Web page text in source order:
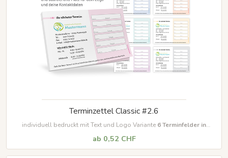
Terminzettel Classic #2.6
individuell bedruckt mit Text und Logo Variante 6Terminfelder in
ab 0,52 CHF